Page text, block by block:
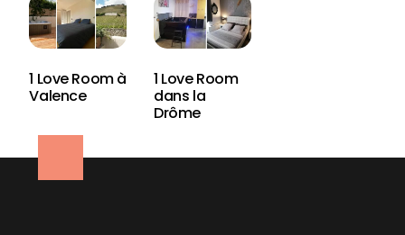
1 Love Room à
Valence
1 Love Room
dans la
Drôme